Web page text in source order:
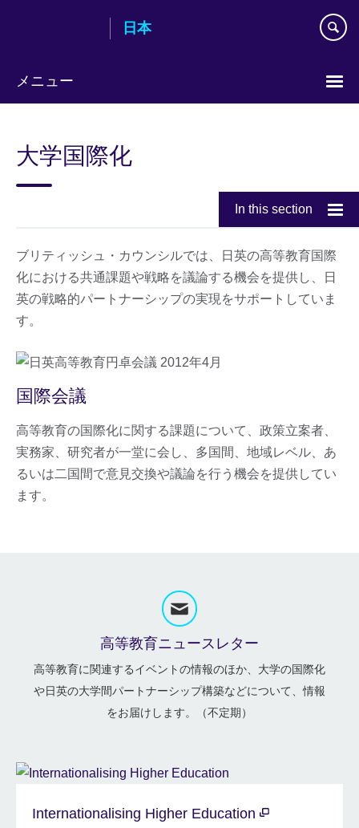
content
日本
メニュー
大学国際化
In this section
ブリティッシュ・カウンシルでは、日英の高等教育国際
化における共通課題や戦略を議論する機会を提供し、日
英の戦略的パートナーシップの実現をサポートしていま
す。
国際会議
高等教育の国際化に関する課題について、政策立案者、
実務家、研究者が一堂に会し、多国間、地域レベル、あ
るいは二国間で意見交換や議論を行う機会を提供してい
ます。
高等教育ニュースレター
高等教育に関連するイベントの情報のほか、大学の国際化
や日英の大学間パートナーシップ構築などについて、情報
をお届けします。（不定期）
Internationalising Higher Education